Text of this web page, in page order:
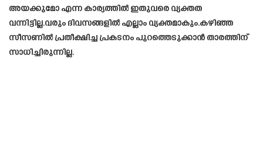
അയക്കുമോ എന്ന കാര്യത്തിൽ ഇതുവരെ വ്യക്തത
വന്നിട്ടില്ല.വരും ദിവസങ്ങളിൽ എല്ലാം വ്യക്തമാകും.കഴിഞ്ഞ
സീസണിൽ പ്രതീക്ഷിച്ച പ്രകടനം പുറത്തെടുക്കാൻ താരത്തിന്
സാധിച്ചിരുന്നില്ല.